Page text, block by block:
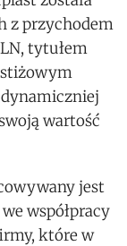
z przychodem
tytułem
wartość
jest
współpracy
które w